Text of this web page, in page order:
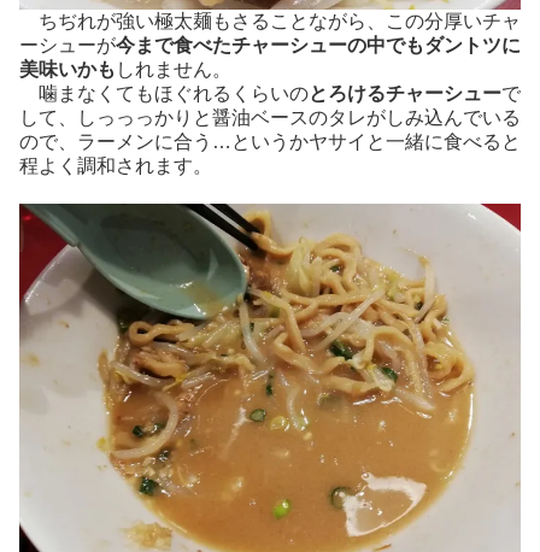
ちぢれが強い極太麺もさることながら、この分厚いチャ
ーシューが今まで食べたチャーシューの中でもダントツに
美味いかも しれません。
噛まなくてもほぐれるくらいのとろけるチャーシューで
して、しっっっかりと醤油ベースのタレがしみ込んでいる
ので、ラーメンに合う…というかヤサイと一緒に食べると
程よく調和されます。